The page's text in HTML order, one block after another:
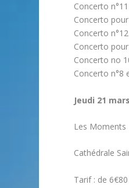
Concerto
Concerto
Concerto
Concerto
Concerto no
Concerto n°8
Jeudi 21
Les Moments
Cathédrale
Tarif : de